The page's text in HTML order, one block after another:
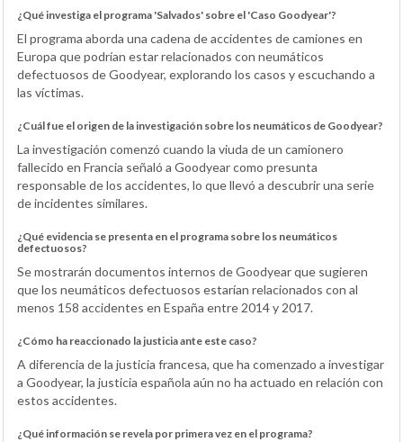
¿Qué investiga el programa 'Salvados' sobre el 'Caso Goodyear'?
El programa aborda una cadena de accidentes de camiones en
Europa que podrían estar relacionados con neumáticos
defectuosos de Goodyear, explorando los casos y escuchando a
las víctimas.
¿Cuál fue el origen de la investigación sobre los neumáticos de Goodyear?
La investigación comenzó cuando la viuda de un camionero
fallecido en Francia señaló a Goodyear como presunta
responsable de los accidentes, lo que llevó a descubrir una serie
de incidentes similares.
¿Qué evidencia se presenta en el programa sobre los neumáticos
defectuosos?
Se mostrarán documentos internos de Goodyear que sugieren
que los neumáticos defectuosos estarían relacionados con al
menos 158 accidentes en España entre 2014 y 2017.
¿Cómo ha reaccionado la justicia ante este caso?
A diferencia de la justicia francesa, que ha comenzado a investigar
a Goodyear, la justicia española aún no ha actuado en relación con
estos accidentes.
¿Qué información se revela por primera vez en el programa?